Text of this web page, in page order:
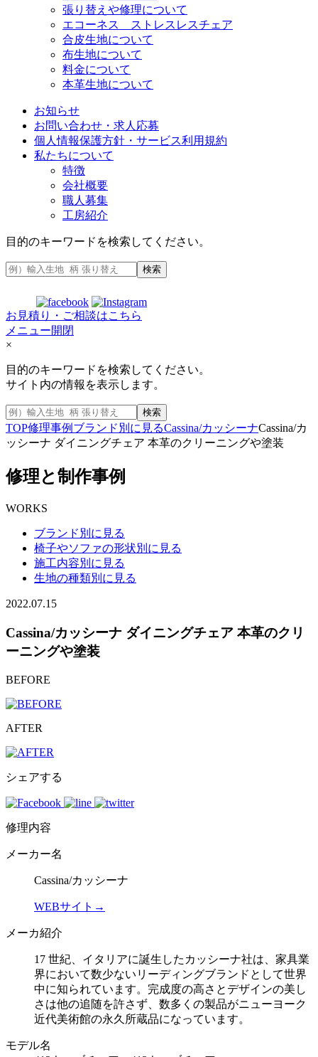
張り替えや修理について
エコーネス ストレスレスチェア
合皮生地について
布生地について
料金について
本革生地について
お知らせ
お問い合わせ・求人応募
個人情報保護方針・サービス利用規約
私たちについて
特徴
会社概要
職人募集
工房紹介
目的のキーワードを検索してください。
検索
お見積り・ご相談はこちら
メニュー開閉
×
目的のキーワードを検索してください。
サイト内の情報を表示します。
検索
TOP修理事例 ブランド別に見るCassina/カッシーナCassina/カ
ッシーナ ダイニングチェア 本革のクリーニングや塗装
修理と制作事例
WORKS
ブランド別に見る
椅子やソファの形状別に見る
施工内容別に見る
生地の種類別に見る
2022.07.15
Cassina/カッシーナ ダイニングチェア 本革のクリ
ーニングや塗装
BEFORE
AFTER
シェアする
修理内容
メーカー名
Cassina/カッシーナ
WEBサイト→
メーカ紹介
17 世紀、イタリアに誕生したカッシーナ社は、家具業
界において数少ないリーディングブランドとして世界
中に知られています。完成度の高さとデザインの美し
さは他の追随を許さず、数多くの製品がニューヨーク
近代美術館の永久所蔵品になっています。
モデル名